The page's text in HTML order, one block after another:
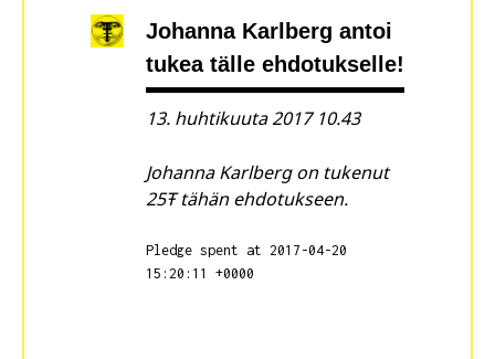
Johanna Karlberg antoi
tukea tälle ehdotukselle!
13. huhtikuuta 2017 10.43
Johanna Karlberg on tukenut
25Ŧ tähän ehdotukseen.
Pledge spent at 2017-04-20
15:20:11 +0000